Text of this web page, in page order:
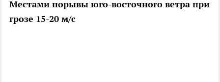
Местами порывы юго-восточного ветра при
грозе 15-20 м/с